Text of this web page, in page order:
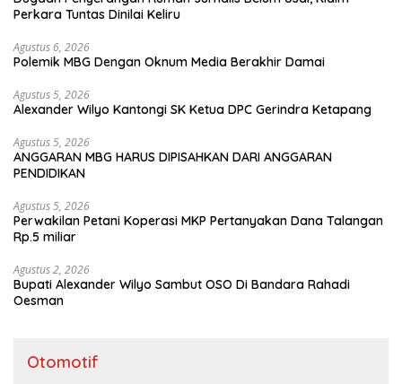
Perkara Tuntas Dinilai Keliru
Agustus 6, 2026
Polemik MBG Dengan Oknum Media Berakhir Damai
Agustus 5, 2026
Alexander Wilyo Kantongi SK Ketua DPC Gerindra Ketapang
Agustus 5, 2026
ANGGARAN MBG HARUS DIPISAHKAN DARI ANGGARAN
PENDIDIKAN
Agustus 5, 2026
Perwakilan Petani Koperasi MKP Pertanyakan Dana Talangan
Rp.5 miliar
Agustus 2, 2026
Bupati Alexander Wilyo Sambut OSO Di Bandara Rahadi
Oesman
Otomotif